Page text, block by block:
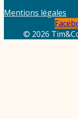
Mentions légales
© 2026